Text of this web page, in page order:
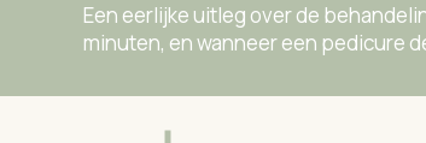
Een eerlijke uitleg over de
minuten, en wanneer een pedicure